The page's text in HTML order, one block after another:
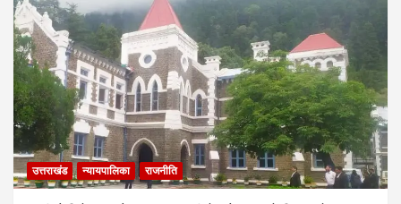
उत्तराखंड न्यायपालिका राजनीति